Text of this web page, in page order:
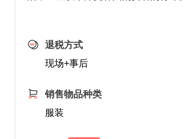
退税方式
现场+事后
销售物品种类
服装